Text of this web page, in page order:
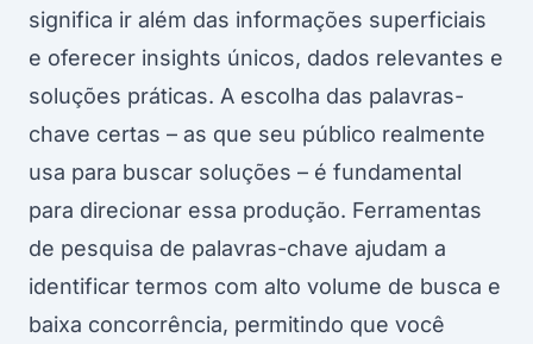
significa ir além das informações superficiais
e oferecer insights únicos, dados relevantes e
soluções práticas. A escolha das palavras-
chave certas – as que seu público realmente
usa para buscar soluções – é fundamental
para direcionar essa produção. Ferramentas
de pesquisa de palavras-chave ajudam a
identificar termos com alto volume de busca e
baixa concorrência, permitindo que você